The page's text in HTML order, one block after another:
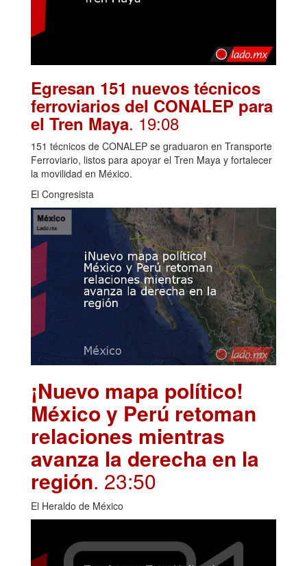
Egresan 151 nuevos técnicos
ferroviarios del CONALEP para
el Tren Maya. 19:08
151 técnicos de CONALEP se graduaron en Transporte
Ferroviario, listos para apoyar el Tren Maya y fortalecer
la movilidad en México.
El Congresista
¡Nuevo mapa político!
México y Perú retoman
relaciones mientras
avanza la derecha en la
región. 23:50
El Heraldo de México